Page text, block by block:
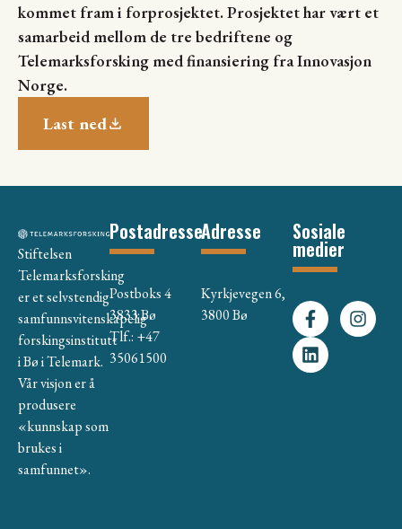
kommet fram i forprosjektet. Prosjektet har vært et
samarbeid mellom de tre bedriftene og
Telemarksforsking med finansiering fra Innovasjon
Norge.
Last ned
Stiftelsen
Telemarksforsking
er et selvstendig
samfunnsvitenskapelig
forskingsinstitutt
i Bø i Telemark.
Vår visjon er å
produsere
«kunnskap som
brukes i
samfunnet».
Postadresse
Postboks 4
3833 Bø
Tlf.: +47
35061500
Adresse
Kyrkjevegen 6,
3800 Bø
Sosiale
medier